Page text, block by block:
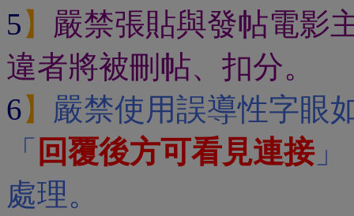
5 】 嚴禁張貼與發帖電影
違者將被刪帖、扣分。
6】 嚴禁使用誤導性字眼
「 回覆後方可看見連接」
處理。